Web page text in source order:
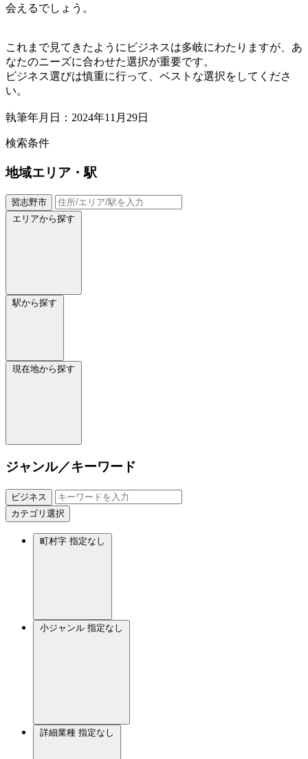
会えるでしょう。
これまで見てきたようにビジネスは多岐にわたりますが、あ
なたのニーズに合わせた選択が重要です。
ビジネス選びは慎重に行って、ベストな選択をしてくださ
い。
執筆年月日：2024年11月29日
検索条件
地域エリア・駅
習志野市
エリアから探す
駅から探す
現在地から探す
ジャンル／キーワード
ビジネス
カテゴリ選択
町村字 指定なし
小ジャンル 指定なし
詳細業種 指定なし